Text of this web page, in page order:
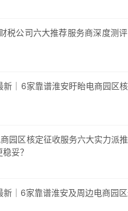
税公司六大推荐服务商深度测
｜6家靠谱淮安盱眙电商园区
园区核定征收服务六大实力派
妥？
｜6家靠谱淮安及周边电商园